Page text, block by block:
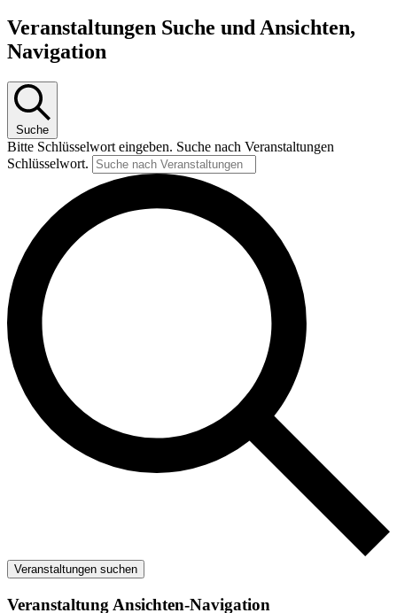
Veranstaltungen
für
November
2025
Veranstaltungen Suche und Ansichten,
Navigation
Suche
Bitte Schlüsselwort eingeben. Suche nach Veranstaltungen
Schlüsselwort.
Veranstaltungen suchen
Veranstaltung Ansichten-Navigation